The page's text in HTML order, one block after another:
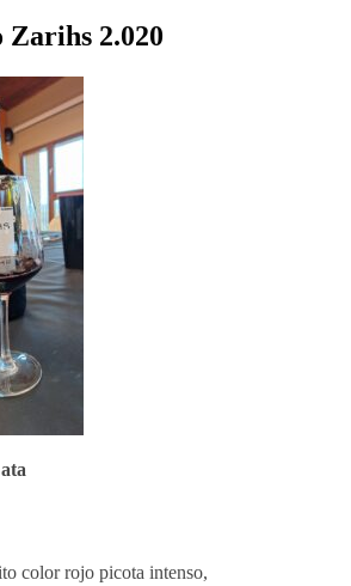
Zarihs 2.020
ata
color rojo picota intenso,